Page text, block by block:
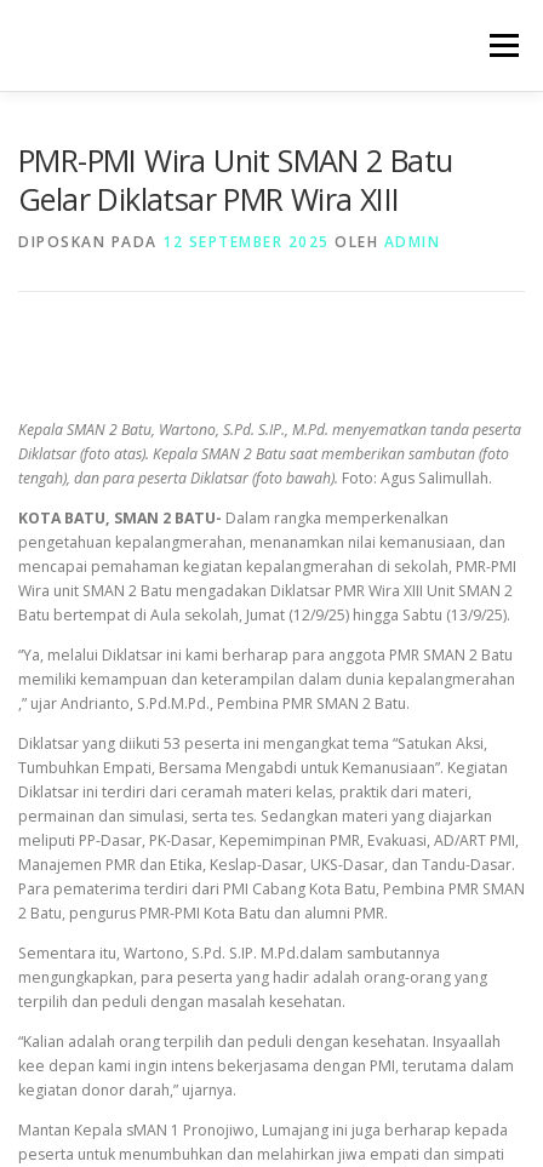
Menu
PMR-PMI Wira Unit SMAN 2 Batu
Gelar Diklatsar PMR Wira XIII
DIPOSKAN PADA 12 SEPTEMBER 2025 OLEH ADMIN
Kepala SMAN 2 Batu, Wartono, S.Pd. S.IP., M.Pd. menyematkan tanda peserta
Diklatsar (foto atas). Kepala SMAN 2 Batu saat memberikan sambutan (foto
tengah), dan para peserta Diklatsar (foto bawah). Foto: Agus Salimullah.
KOTA BATU, SMAN 2 BATU- Dalam rangka memperkenalkan
pengetahuan kepalangmerahan, menanamkan nilai kemanusiaan, dan
mencapai pemahaman kegiatan kepalangmerahan di sekolah, PMR-PMI
Wira unit SMAN 2 Batu mengadakan Diklatsar PMR Wira XIII Unit SMAN 2
Batu bertempat di Aula sekolah, Jumat (12/9/25) hingga Sabtu (13/9/25).
“Ya, melalui Diklatsar ini kami berharap para anggota PMR SMAN 2 Batu
memiliki kemampuan dan keterampilan dalam dunia kepalangmerahan
,” ujar Andrianto, S.Pd.M.Pd., Pembina PMR SMAN 2 Batu.
Diklatsar yang diikuti 53 peserta ini mengangkat tema “Satukan Aksi,
Tumbuhkan Empati, Bersama Mengabdi untuk Kemanusiaan”. Kegiatan
Diklatsar ini terdiri dari ceramah materi kelas, praktik dari materi,
permainan dan simulasi, serta tes. Sedangkan materi yang diajarkan
meliputi PP-Dasar, PK-Dasar, Kepemimpinan PMR, Evakuasi, AD/ART PMI,
Manajemen PMR dan Etika, Keslap-Dasar, UKS-Dasar, dan Tandu-Dasar.
Para pematerima terdiri dari PMI Cabang Kota Batu, Pembina PMR SMAN
2 Batu, pengurus PMR-PMI Kota Batu dan alumni PMR.
Sementara itu, Wartono, S.Pd. S.IP. M.Pd.dalam sambutannya
mengungkapkan, para peserta yang hadir adalah orang-orang yang
terpilih dan peduli dengan masalah kesehatan.
“Kalian adalah orang terpilih dan peduli dengan kesehatan. Insyaallah
kee depan kami ingin intens bekerjasama dengan PMI, terutama dalam
kegiatan donor darah,” ujarnya.
Mantan Kepala sMAN 1 Pronojiwo, Lumajang ini juga berharap kepada
peserta untuk menumbuhkan dan melahirkan jiwa empati dan simpati